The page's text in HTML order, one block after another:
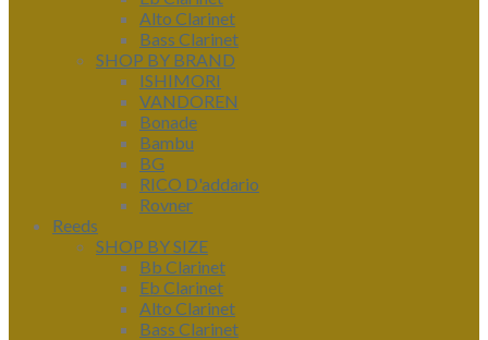
Alto Clarinet
Bass Clarinet
SHOP BY BRAND
ISHIMORI
VANDOREN
Bonade
Bambu
BG
RICO D'addario
Rovner
Reeds
SHOP BY SIZE
Bb Clarinet
Eb Clarinet
Alto Clarinet
Bass Clarinet